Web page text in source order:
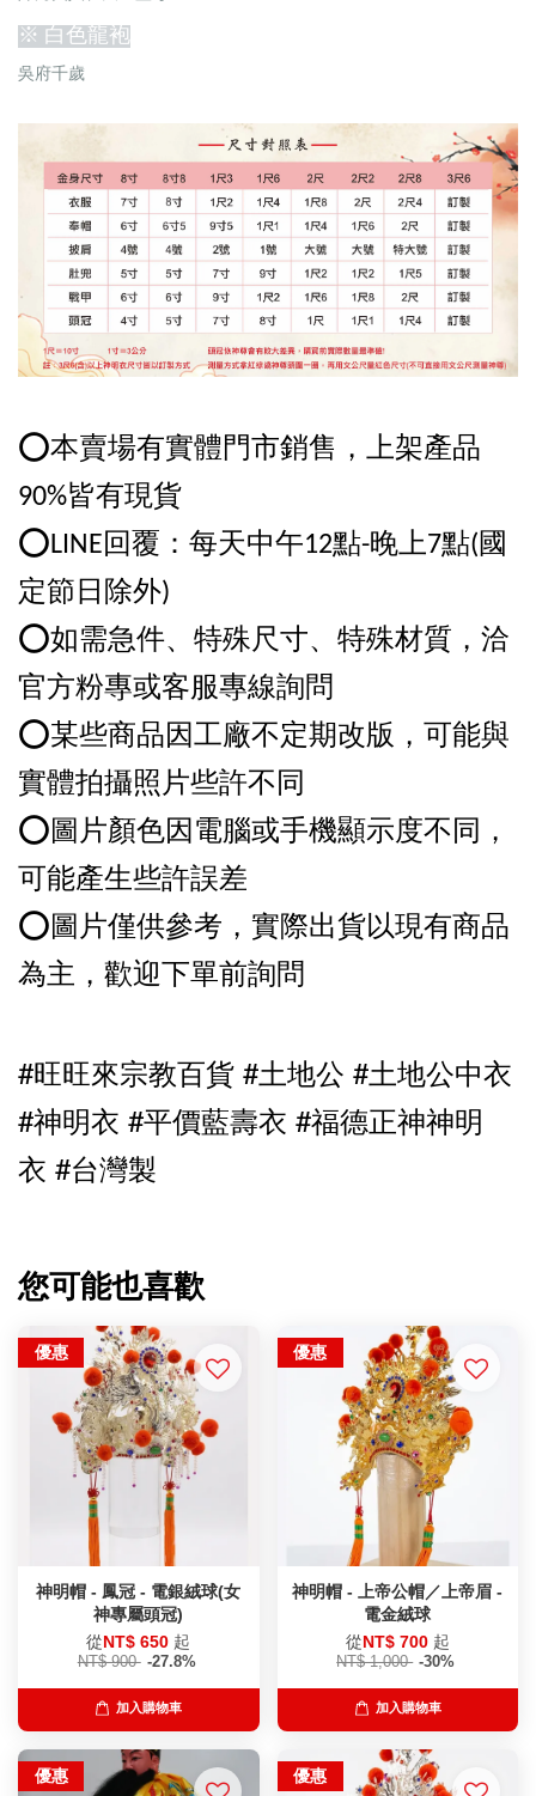
※ 白色龍袍
吳府千歲
⭕️本賣場有實體門市銷售，上架產品
90%皆有現貨
⭕️LINE回覆：每天中午12點-晚上7點(國
定節日除外)
⭕️如需急件、特殊尺寸、特殊材質，洽
官方粉專或客服專線詢問
⭕️某些商品因工廠不定期改版，可能與
實體拍攝照片些許不同
⭕️圖片顏色因電腦或手機顯示度不同，
可能產生些許誤差
⭕️圖片僅供參考，實際出貨以現有商品
為主，歡迎下單前詢問
#旺旺來宗教百貨 #土地公 #土地公中衣
#神明衣 #平價藍壽衣 #福德正神神明
衣 #台灣製
您可能也喜歡
優惠
神明帽 - 鳳冠 - 電銀絨球(女
神專屬頭冠)
從NT$ 650 起
NT$ 900 -27.8%
加入購物車
優惠
神明帽 - 上帝公帽／上帝眉 -
電金絨球
從NT$ 700 起
NT$ 1,000 -30%
加入購物車
優惠 優惠